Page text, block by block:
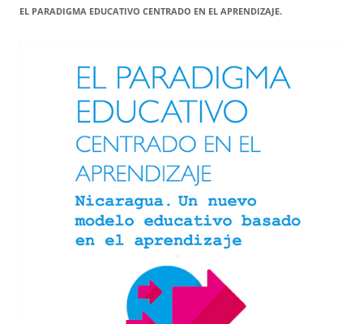
EL PARADIGMA EDUCATIVO CENTRADO EN EL APRENDIZAJE.